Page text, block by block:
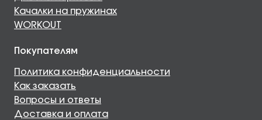
Качалки на пружинах
WORKOUT
Покупателям
Политика конфиденциальности
Как заказать
Вопросы и ответы
Доставка и оплата